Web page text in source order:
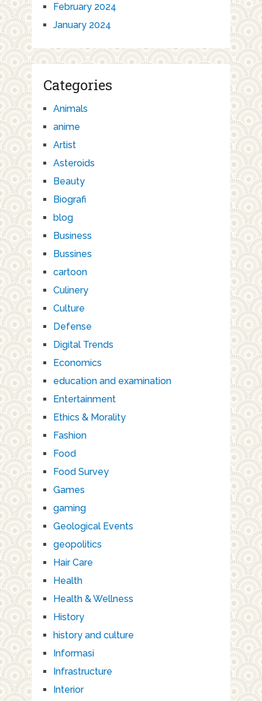
February 2024
January 2024
Categories
Animals
anime
Artist
Asteroids
Beauty
Biografi
blog
Business
Bussines
cartoon
Culinery
Culture
Defense
Digital Trends
Economics
education and examination
Entertainment
Ethics & Morality
Fashion
Food
Food Survey
Games
gaming
Geological Events
geopolitics
Hair Care
Health
Health & Wellness
History
history and culture
Informasi
Infrastructure
Interior